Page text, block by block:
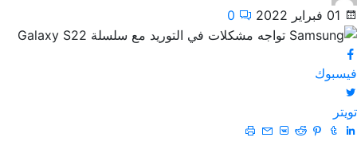
01 فبراير 2022
0
فيسبوك
تويتر